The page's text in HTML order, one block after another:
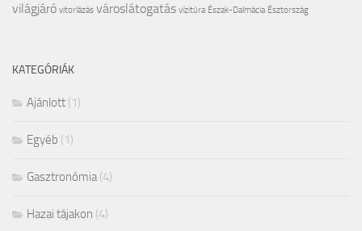
világjáró vitorlázás városlátogatás vízitúra Észak-Dalmácia Észtország
KATEGÓRIÁK
Ajánlott (1)
Egyéb (1)
Gasztronómia(4)
Hazai tájakon (4)